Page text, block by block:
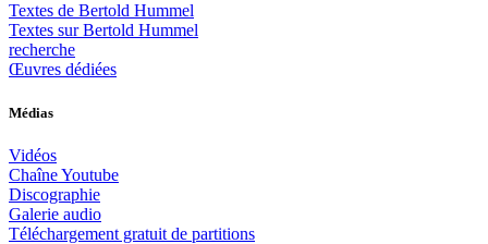
Textes de Bertold Hummel
Textes sur Bertold Hummel
recherche
Œuvres dédiées
Médias
Vidéos
Chaîne Youtube
Discographie
Galerie audio
Téléchargement gratuit de partitions